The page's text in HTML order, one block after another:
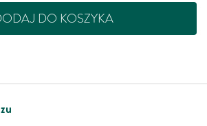
DO KOSZYKA